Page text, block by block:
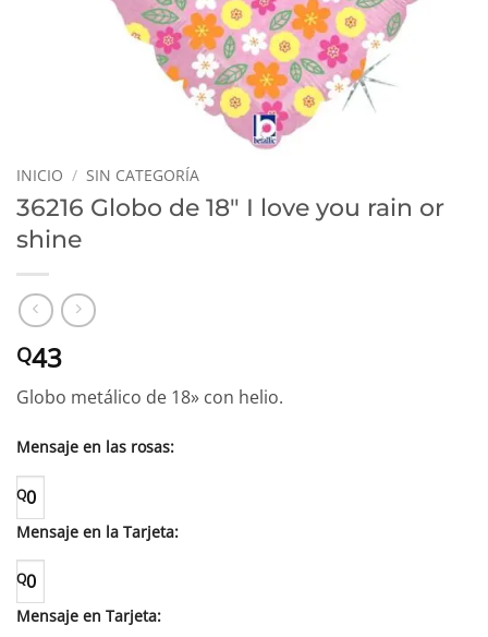
INICIO / SIN CATEGORÍA
36216 Globo de 18″ I love you rain or
shine
Q43
Globo metálico de 18» con helio.
Mensaje en las rosas:
Q0
Mensaje en la Tarjeta:
Q0
Mensaje en Tarjeta: